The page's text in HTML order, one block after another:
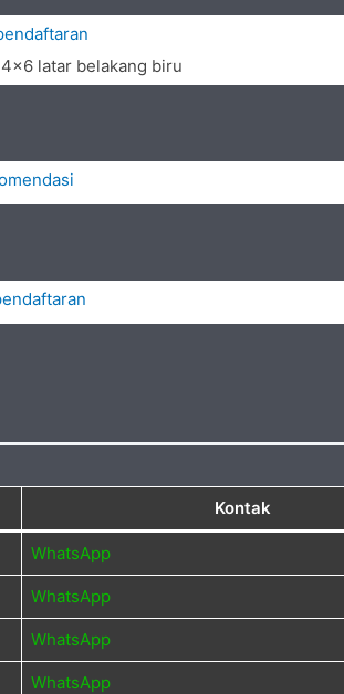
latar belakang biru
Kontak
WhatsApp
WhatsApp
WhatsApp
WhatsApp